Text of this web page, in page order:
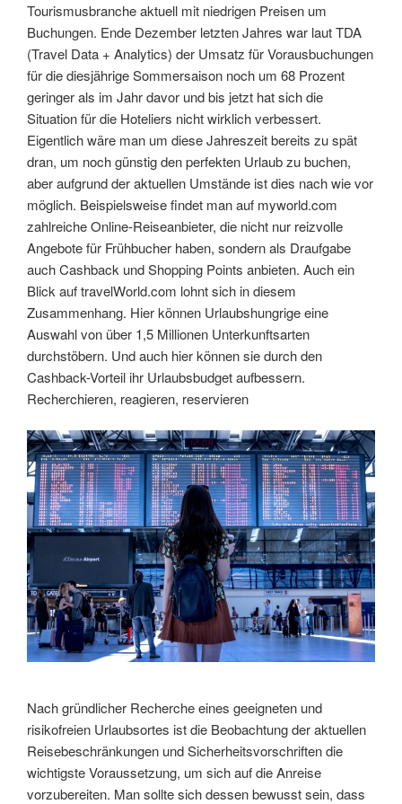
Tourismusbranche aktuell mit niedrigen Preisen um
Buchungen. Ende Dezember letzten Jahres war laut TDA
(Travel Data + Analytics) der Umsatz für Vorausbuchungen
für die diesjährige Sommersaison noch um 68 Prozent
geringer als im Jahr davor und bis jetzt hat sich die
Situation für die Hoteliers nicht wirklich verbessert.
Eigentlich wäre man um diese Jahreszeit bereits zu spät
dran, um noch günstig den perfekten Urlaub zu buchen,
aber aufgrund der aktuellen Umstände ist dies nach wie vor
möglich. Beispielsweise findet man auf myworld.com
zahlreiche Online-Reiseanbieter, die nicht nur reizvolle
Angebote für Frühbucher haben, sondern als Draufgabe
auch Cashback und Shopping Points anbieten. Auch ein
Blick auf travelWorld.com lohnt sich in diesem
Zusammenhang. Hier können Urlaubshungrige eine
Auswahl von über 1,5 Millionen Unterkunftsarten
durchstöbern. Und auch hier können sie durch den
Cashback-Vorteil ihr Urlaubsbudget aufbessern.
Recherchieren, reagieren, reservieren
Nach gründlicher Recherche eines geeigneten und
risikofreien Urlaubsortes ist die Beobachtung der aktuellen
Reisebeschränkungen und Sicherheitsvorschriften die
wichtigste Voraussetzung, um sich auf die Anreise
vorzubereiten. Man sollte sich dessen bewusst sein, dass